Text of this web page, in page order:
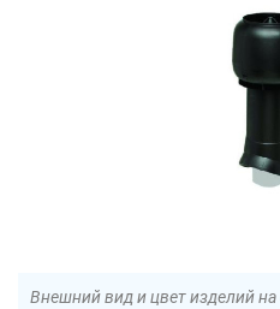
Внешний вид и цвет изделий на